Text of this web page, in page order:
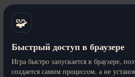
🧩
Быстрый доступ в браузере
Игра быстро запускается в браузере,
создается самим процессом, а не